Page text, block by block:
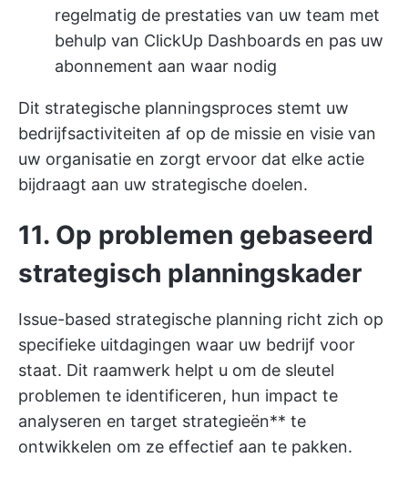
regelmatig de prestaties van uw team met
behulp van ClickUp Dashboards en pas uw
abonnement aan waar nodig
Dit strategische planningsproces stemt uw
bedrijfsactiviteiten af op de missie en visie van
uw organisatie en zorgt ervoor dat elke actie
bijdraagt aan uw strategische doelen.
11. Op problemen gebaseerd
strategisch planningskader
Issue-based strategische planning richt zich op
specifieke uitdagingen waar uw bedrijf voor
staat. Dit raamwerk helpt u om de sleutel
problemen te identificeren, hun impact te
analyseren en target strategieën** te
ontwikkelen om ze effectief aan te pakken.